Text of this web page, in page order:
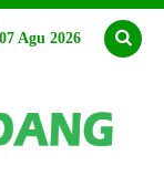
Agu 2026